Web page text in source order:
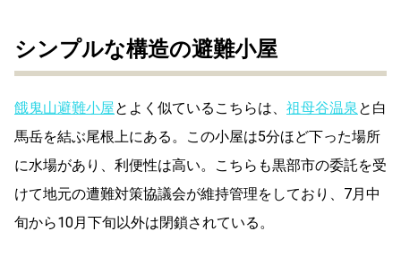
シンプルな構造の避難小屋
餓鬼山避難小屋とよく似ているこちらは、 祖母谷温泉 と白
馬岳を結ぶ尾根上にある。この小屋は5分ほど下った場所
に水場があり、利便性は高い。こちらも黒部市の委託を受
けて地元の遭難対策協議会が維持管理をしており、7月中
旬から10月下旬以外は閉鎖されている。